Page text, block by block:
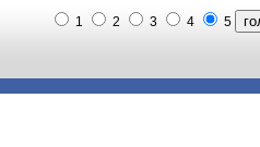
1 2 3 4 5